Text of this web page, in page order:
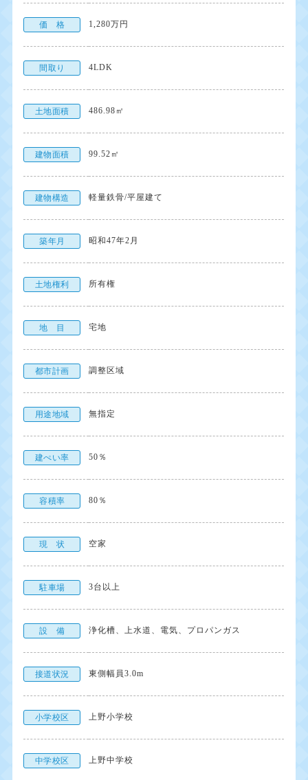
価 格 1,280万円
間取り 4LDK
土地面積 486.98㎡
建物面積 99.52㎡
建物構造 軽量鉄骨/平屋建て
築年月 昭和47年2月
土地権利 所有権
地 目 宅地
都市計画 調整区域
用途地域 無指定
建ぺい率 50％
容積率 80％
現 状 空家
駐車場 3台以上
設 備 浄化槽、上水道、電気、プロパンガス
接道状況 東側幅員3.0m
小学校区 上野小学校
中学校区 上野中学校